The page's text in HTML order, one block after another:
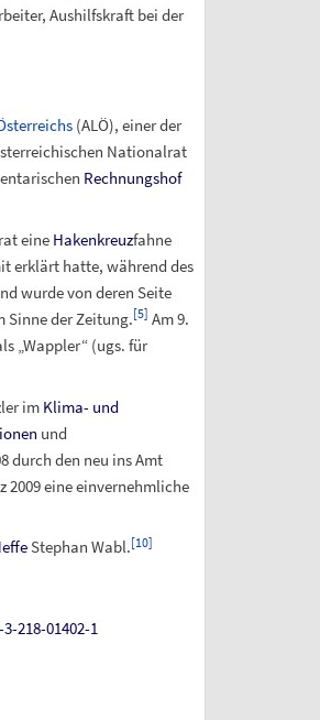
Aushilfskraft bei der
(ALÖ), einer der
Nationalrat
Rechnungshof
eine Hakenkreuzfahne
erklärt hatte, während des
wurde von deren Seite
Sinne der Zeitung.[5] Am 9.
„Wappler“ (ugs. für
im Klima- und
und
durch den neu ins Amt
eine einvernehmliche
Stephan Wabl.[10]
3-218-01402-1